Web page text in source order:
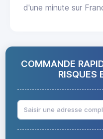
d'une minute sur
COMMANDE
RISQUES